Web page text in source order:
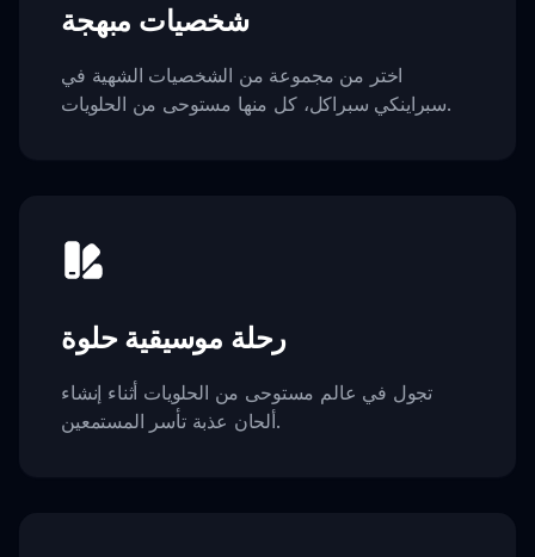
شخصيات مبهجة
اختر من مجموعة من الشخصيات الشهية في
سبراينكي سبراكل، كل منها مستوحى من الحلويات.
رحلة موسيقية حلوة
تجول في عالم مستوحى من الحلويات أثناء إنشاء
ألحان عذبة تأسر المستمعين.